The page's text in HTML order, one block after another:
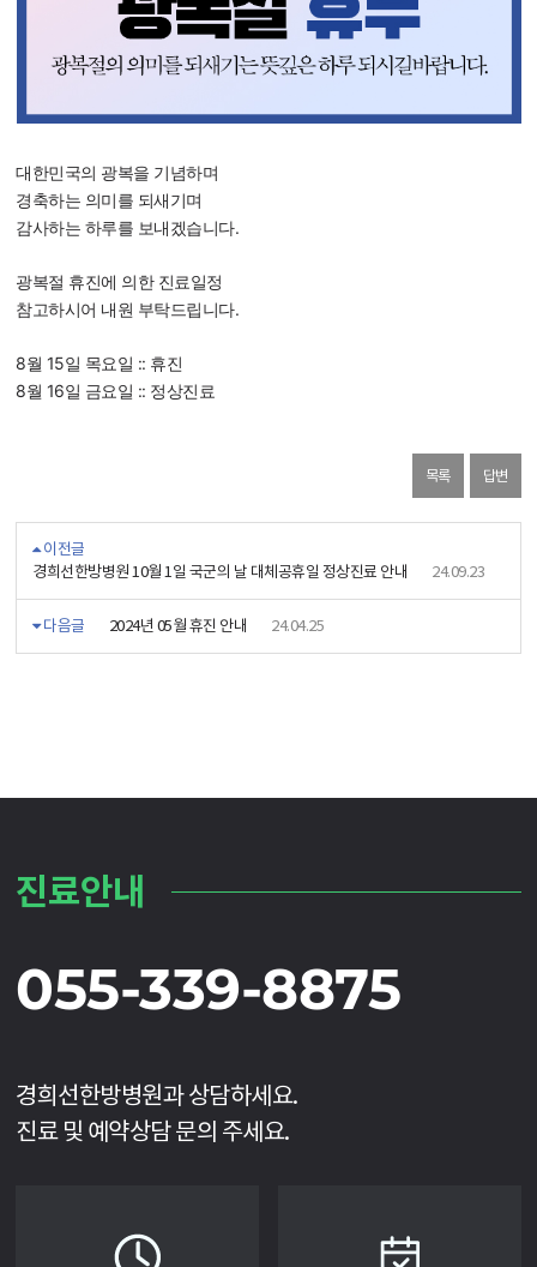
대한민국의 광복을 기념하며
경축하는 의미를 되새기며
감사하는 하루를 보내겠습니다.
광복절 휴진에 의한 진료일정
참고하시어 내원 부탁드립니다.
8월 15일 목요일 :: 휴진
8월 16일 금요일 :: 정상진료
목록 답변
이전글
경희선한방병원 10월 1일 국군의 날 대체공휴일 정상진료 안내
24.09.23
다음글 2024년 05월 휴진 안내 24.04.25
진료안내
055-339-8875
경희선한방병원과 상담하세요.
진료 및 예약상담 문의 주세요.